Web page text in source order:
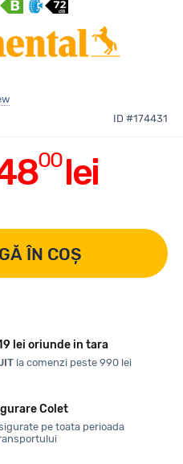
ID #174431
00lei
ÎN COȘ
lei oriunde in tara
la comenzi peste 990 lei
Colet
pe toata perioada